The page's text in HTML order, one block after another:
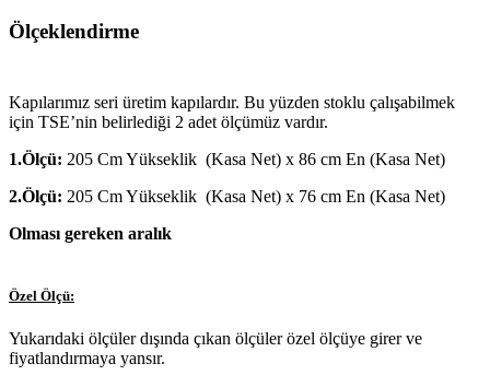
Ölçeklendirme
Kapılarımız seri üretim kapılardır. Bu yüzden stoklu çalışabilmek
için TSE’nin belirlediği 2 adet ölçümüz vardır.
1.Ölçü: 205 Cm Yükseklik (Kasa Net) x 86 cm En (Kasa Net)
2.Ölçü: 205 Cm Yükseklik (Kasa Net) x 76 cm En (Kasa Net)
Olması gereken aralık
Özel Ölçü:
Yukarıdaki ölçüler dışında çıkan ölçüler özel ölçüye girer ve
fiyatlandırmaya yansır.